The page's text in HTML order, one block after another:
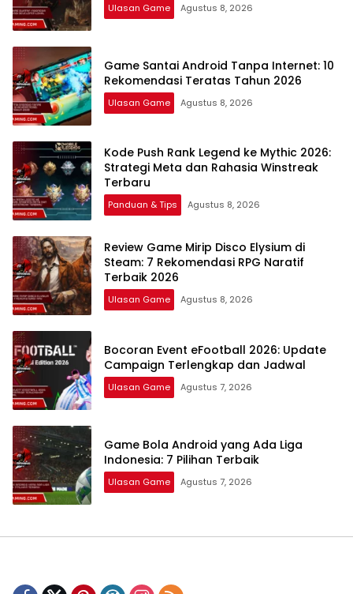
Ulasan Game Agustus 8, 2026
Game Santai Android Tanpa Internet: 10
Rekomendasi Teratas Tahun 2026
Ulasan Game Agustus 8, 2026
Kode Push Rank Legend ke Mythic 2026:
Strategi Meta dan Rahasia Winstreak
Terbaru
Panduan & Tips Agustus 8, 2026
Review Game Mirip Disco Elysium di
Steam: 7 Rekomendasi RPG Naratif
Terbaik 2026
Ulasan Game Agustus 8, 2026
Bocoran Event eFootball 2026: Update
Campaign Terlengkap dan Jadwal
Ulasan Game Agustus 7, 2026
Game Bola Android yang Ada Liga
Indonesia: 7 Pilihan Terbaik
Ulasan Game Agustus 7, 2026